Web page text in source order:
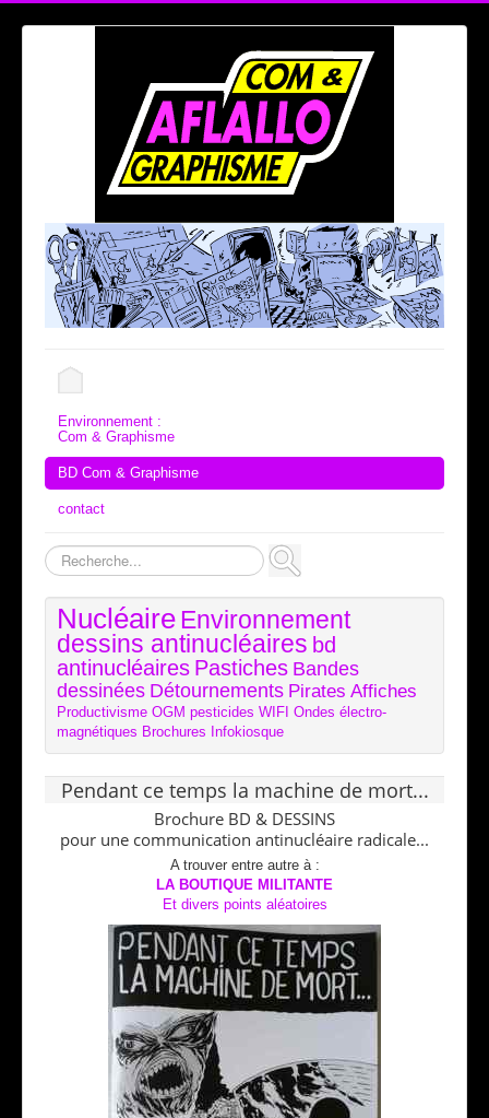
Environnement :
Com & Graphisme
BD Com & Graphisme
contact
Rechercher
NucléaireEnvironnement
dessins antinucléaires bd
antinucléaires Pastiches Bandes
dessinées Détournements Pirates Affiches
Productivisme OGM pesticides WIFI Ondes électro-
magnétiques Brochures Infokiosque
Pendant ce temps la machine de mort...
Brochure BD & DESSINS
pour une communication antinucléaire radicale...
A trouver entre autre à :
LA BOUTIQUE MILITANTE
Et divers points aléatoires